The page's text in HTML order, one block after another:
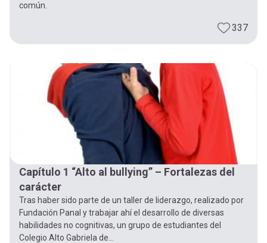
común.
337
Capítulo 1 “Alto al bullying” – Fortalezas del
carácter
Tras haber sido parte de un taller de liderazgo, realizado por
Fundación Panal y trabajar ahí el desarrollo de diversas
habilidades no cognitivas, un grupo de estudiantes del
Colegio Alto Gabriela de...